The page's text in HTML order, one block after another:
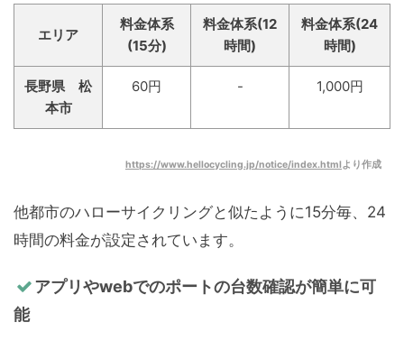
エリア
料金体系
(15分)
料金体系(12
時間)
料金体系(24
時間)
長野県 松
本市
60円 - 1,000円
https://www.hellocycling.jp/notice/index.htmlより作成
他都市のハローサイクリングと似たように15分毎、24
時間の料金が設定されています。
アプリやwebでのポートの台数確認が簡単に可
能